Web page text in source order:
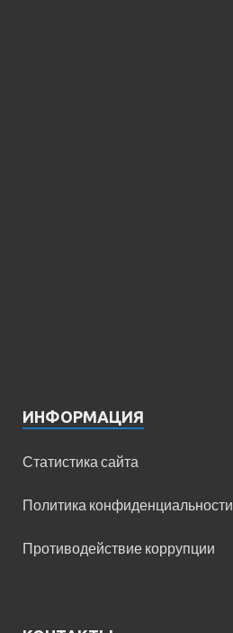
ИНФОРМАЦИЯ
Статистика сайта
Политика конфиденциальности
Противодействие коррупции